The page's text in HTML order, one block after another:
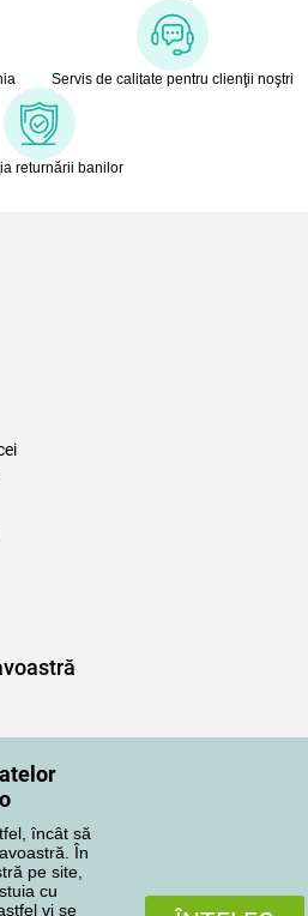
încât să
În
pe site,
cu
vi se
Servis de calitate pentru clienţii noştri
returnării banilor